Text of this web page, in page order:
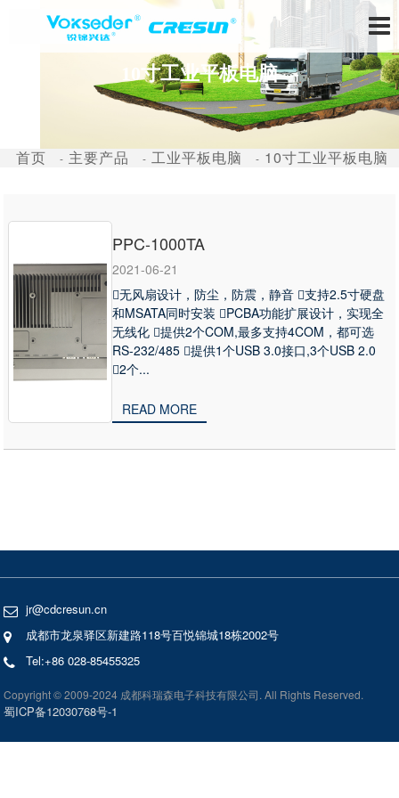
10寸工业平板电脑
首页 主要产品 工业平板电脑 10寸工业平板电脑
PPC-1000TA
2021-06-21
无风扇设计，防尘，防震，静音 支持2.5寸硬盘
和MSATA同时安装 PCBA功能扩展设计，实现全
无线化 提供2个COM,最多支持4COM，都可选
RS-232/485 提供1个USB 3.0接口,3个USB 2.0
2个...
READ MORE
jr@cdcresun.cn
成都市龙泉驿区新建路118号百悦锦城18栋2002号
Tel:+86 028-85455325
Copyright © 2009-2024 成都科瑞森电子科技有限公司. All Rights Reserved.
蜀ICP备12030768号-1